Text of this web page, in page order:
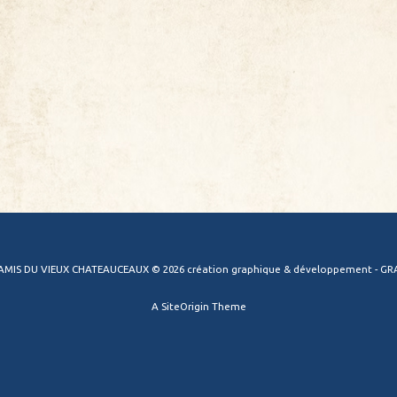
DU VIEUX CHATEAUCEAUX © 2026 création graphique & développement -
A SiteOrigin Theme